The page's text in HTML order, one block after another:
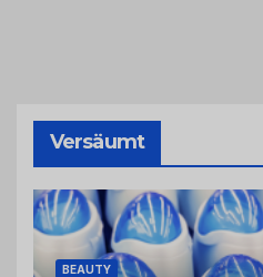
Versäumt
BEAUTY